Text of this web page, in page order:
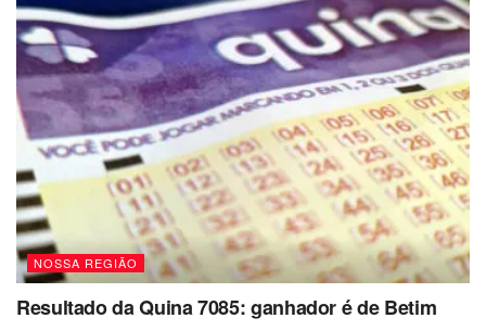
NOSSA REGIÃO
Resultado da Quina 7085: ganhador é de Betim